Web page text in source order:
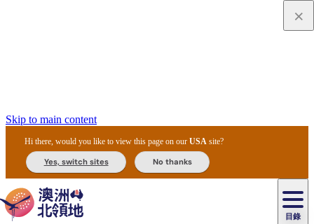
Skip to main content
Hi there, would you like to view this page on ourUSA site?
Yes, switch sites No thanks
目錄